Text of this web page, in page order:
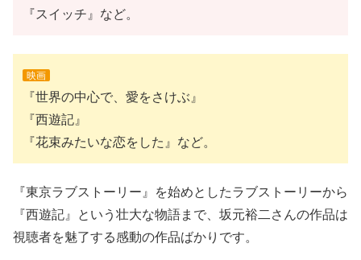
『スイッチ』など。
映画
『世界の中心で、愛をさけぶ』
『西遊記』
『花束みたいな恋をした』など。
『東京ラブストーリー』を始めとしたラブストーリーから
『西遊記』という壮大な物語まで、坂元裕二さんの作品は
視聴者を魅了する感動の作品ばかりです。